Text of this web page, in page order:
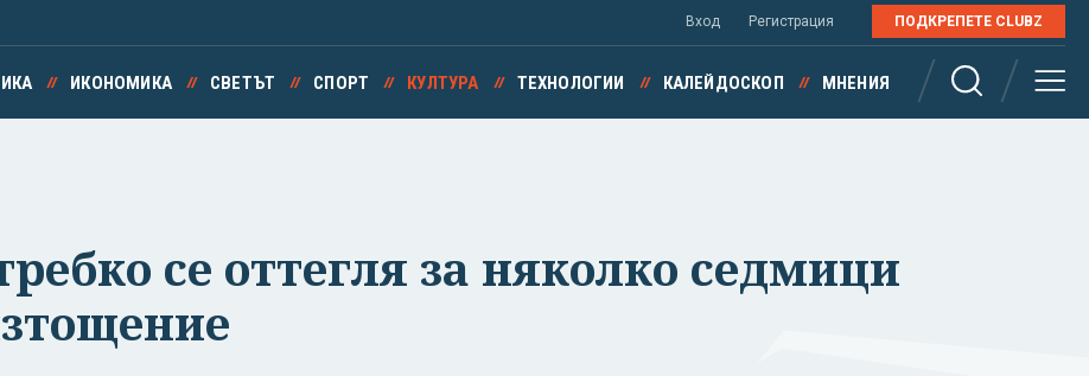
Вход Регистрация ПОДКРЕПЕТЕ CLUBZ
ИКОНОМИКА СВЕТЪТ СПОРТ КУЛТУРА ТЕХНОЛОГИИ КАЛЕЙДОСКОП МНЕНИЯ
се оттегля за няколко седмици